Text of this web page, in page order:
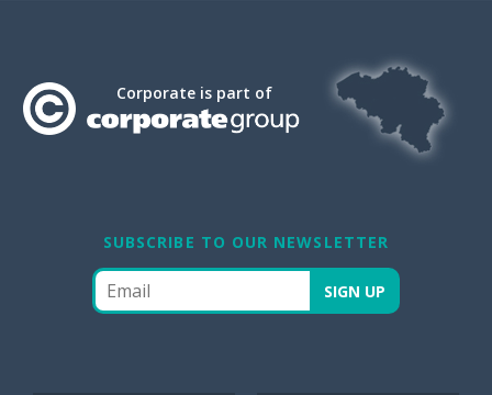
Corporate is part of
SUBSCRIBE TO OUR NEWSLETTER